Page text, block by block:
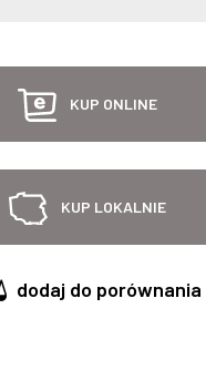
KUP ONLINE
KUP LOKALNIE
dodaj do porównania